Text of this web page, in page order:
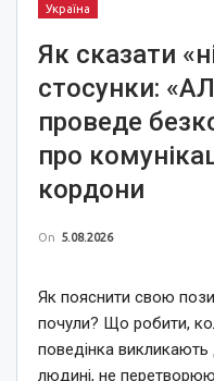
Україна
Як сказати
стосунки:
проведе
про
кордони
On 5.08.2026
Як пояснити свою
почули? Що робити,
поведінка
людині, не